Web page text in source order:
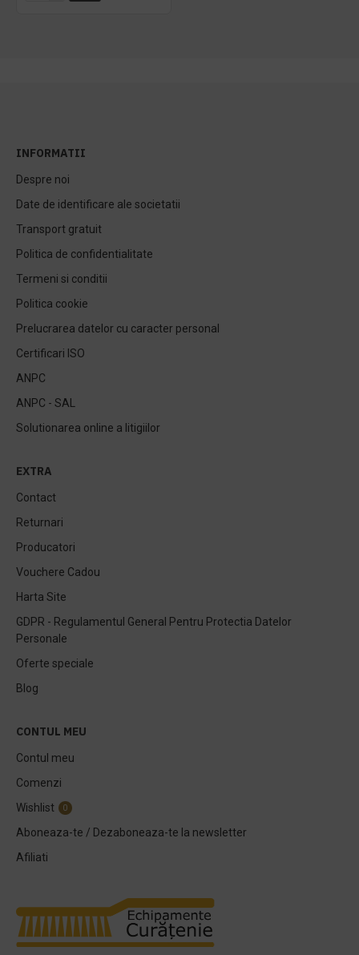
INFORMATII
Despre noi
Date de identificare ale societatii
Transport gratuit
Politica de confidentialitate
Termeni si conditii
Politica cookie
Prelucrarea datelor cu caracter personal
Certificari ISO
ANPC
ANPC - SAL
Solutionarea online a litigiilor
EXTRA
Contact
Returnari
Producatori
Vouchere Cadou
Harta Site
GDPR - Regulamentul General Pentru Protectia Datelor
Personale
Oferte speciale
Blog
CONTUL MEU
Contul meu
Comenzi
Wishlist
0
Aboneaza-te / Dezaboneaza-te la newsletter
Afiliati